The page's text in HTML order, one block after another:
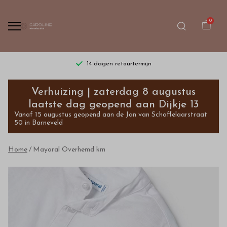
0
14 dagen retourtermijn
Mayoral
Overhemd
km
Bestel
kinderkleding
Verhuizing | zaterdag 8 augustus
laatste dag geopend aan Dijkje 13
Vanaf 15 augustus geopend aan de Jan van Schaffelaarstraat
50 in Barneveld
Home Mayoral Overhemd km